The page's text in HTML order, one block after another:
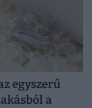
egyszerű
a